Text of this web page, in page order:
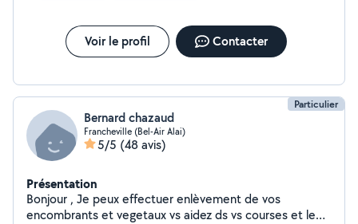
Voir le profil Contacter
Particulier
Bernard chazaud
Francheville (Bel-Air Alai)
5/5 (48 avis)
Présentation
Bonjour , Je peux effectuer enlèvement de vos
encombrants et vegetaux vs aidez ds vs courses et le